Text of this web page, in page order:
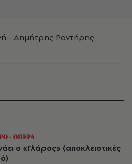
- Δημήτρης Ροντήρης
- ΟΠΕΡΑ
ο «Γλάρος» (αποκλειστικές